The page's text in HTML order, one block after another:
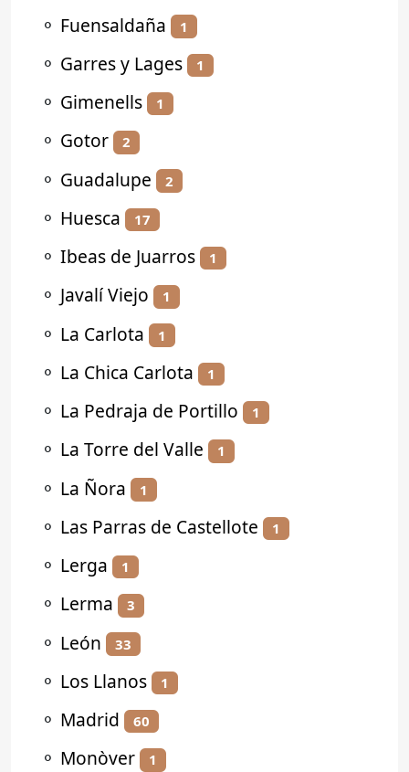
⚬ Fuensaldaña 1
⚬ Garres y Lages 1
⚬ Gimenells 1
⚬ Gotor 2
⚬ Guadalupe 2
⚬ Huesca 17
⚬ Ibeas de Juarros 1
⚬ Javalí Viejo 1
⚬ La Carlota 1
⚬ La Chica Carlota 1
⚬ La Pedraja de Portillo 1
⚬ La Torre del Valle 1
⚬ La Ñora 1
⚬ Las Parras de Castellote 1
⚬ Lerga 1
⚬ Lerma 3
⚬ León 33
⚬ Los Llanos 1
⚬ Madrid 60
⚬ Monòver 1